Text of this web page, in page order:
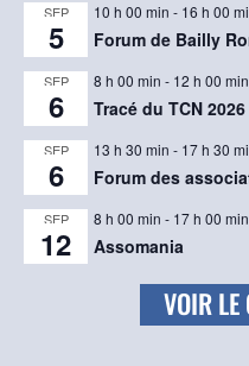
SEP
5
10 h 00 min - 16 h 00
Forum de Bailly
SEP
6
8 h 00 min - 12 h 00 min
Tracé du TCN 2026
SEP
6
13 h 30 min - 17 h 30
Forum des
SEP
12
8 h 00 min - 17 h 00 min
Assomania
VOIR LE